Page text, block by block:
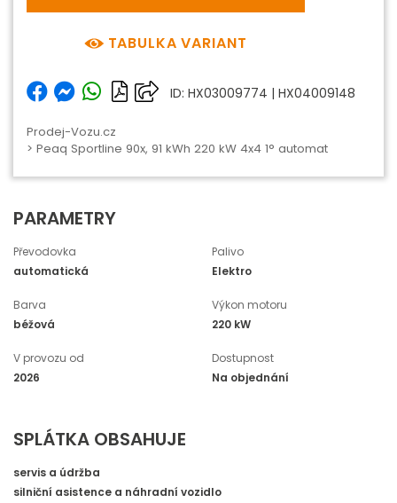
TABULKA VARIANT
ID: HX03009774 | HX04009148
Prodej-Vozu.cz
> Peaq Sportline 90x, 91 kWh 220 kW 4x4 1° automat
PARAMETRY
Převodovka
automatická
Palivo
Elektro
Barva
béžová
Výkon motoru
220 kW
V provozu od
2026
Dostupnost
Na objednání
SPLÁTKA OBSAHUJE
servis a údržba
silniční asistence a náhradní vozidlo